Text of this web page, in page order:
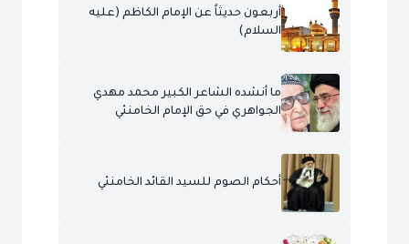
أربعون حديثاً عن الإمام الكاظم (عليه
السلام)
ما أنشده الشاعر الكبير محمد مهدي
الجواهري في حق الإمام الخامنئي
أحكام الصوم للسيد القائد الخامنئي